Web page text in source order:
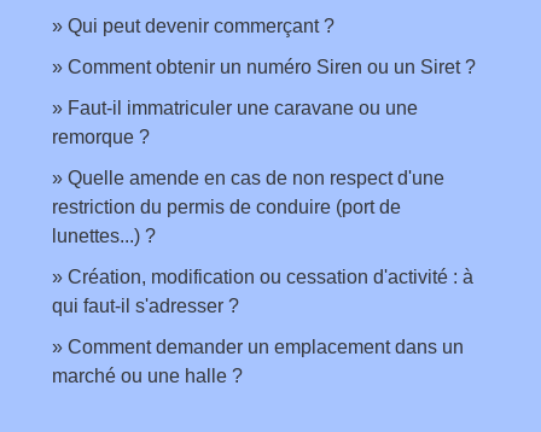
Qui peut devenir commerçant ?
Comment obtenir un numéro Siren ou un Siret ?
Faut-il immatriculer une caravane ou une
remorque ?
Quelle amende en cas de non respect d'une
restriction du permis de conduire (port de
lunettes...) ?
Création, modification ou cessation d'activité : à
qui faut-il s'adresser ?
Comment demander un emplacement dans un
marché ou une halle ?